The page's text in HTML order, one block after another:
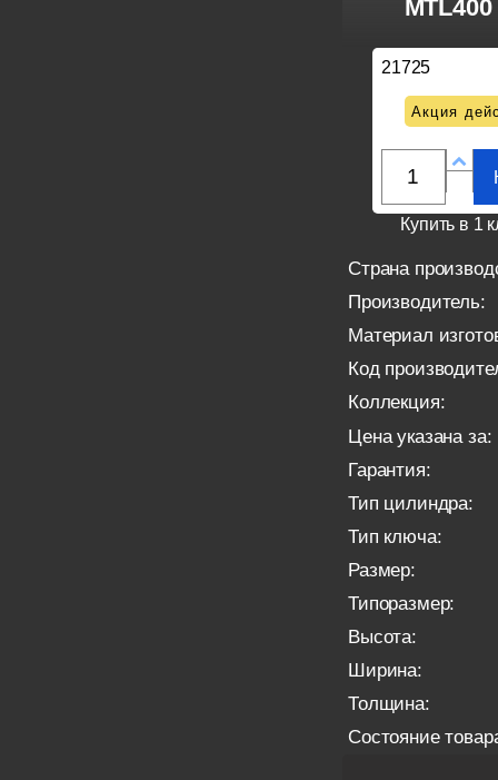
21725
Акция
Купить в 1
Страна
Производитель:
Материал
Код
Коллекция:
Цена указана за:
Гарантия:
Тип цилиндра:
Тип ключа:
Размер:
Типоразмер:
Высота:
Ширина:
Толщина:
Состояние